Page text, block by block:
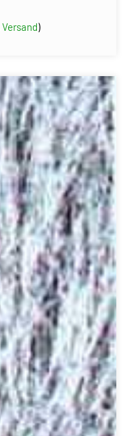
Versand)